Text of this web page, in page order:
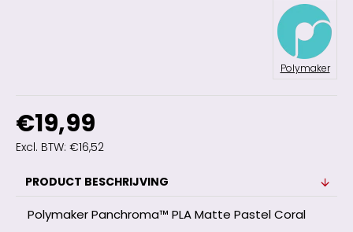
€19,99
Excl. BTW: €16,52
Polymaker
PRODUCT BESCHRIJVING
Polymaker Panchroma™ PLA Matte Pastel Coral